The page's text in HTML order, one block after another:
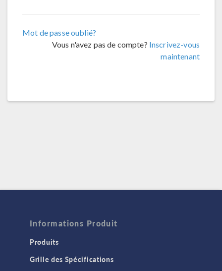
Mot de passe oublié?
Vous n'avez pas de compte? Inscrivez-vous
maintenant
Informations Produit
Produits
Grille des Spécifications